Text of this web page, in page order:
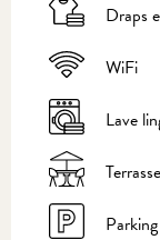
Draps
WiFi
Lave
Terrasse
Parking